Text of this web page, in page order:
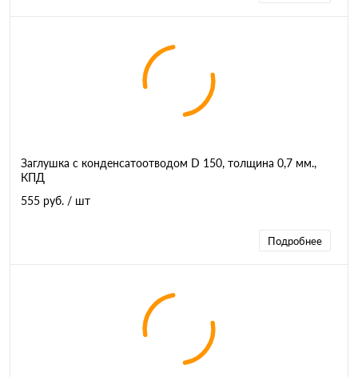
Заглушка с конденсатоотводом D 150, толщина 0,7 мм.,
КПД
555 руб. / шт
Подробнее